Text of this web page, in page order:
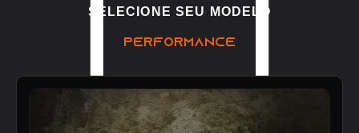
SELECIONE SEU MODELO
PERFORMANCE